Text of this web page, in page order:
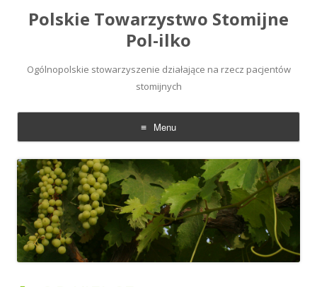
Polskie Towarzystwo Stomijne
Pol-ilko
Ogólnopolskie stowarzyszenie działające na rzecz pacjentów
stomijnych
Menu
Skip
to
content